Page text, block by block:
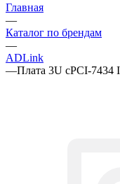
Главная
—
Каталог по брендам
—
ADLink
—Плата 3U cPCI-7434